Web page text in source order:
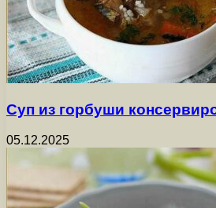
Суп из горбуши
05.12.2025